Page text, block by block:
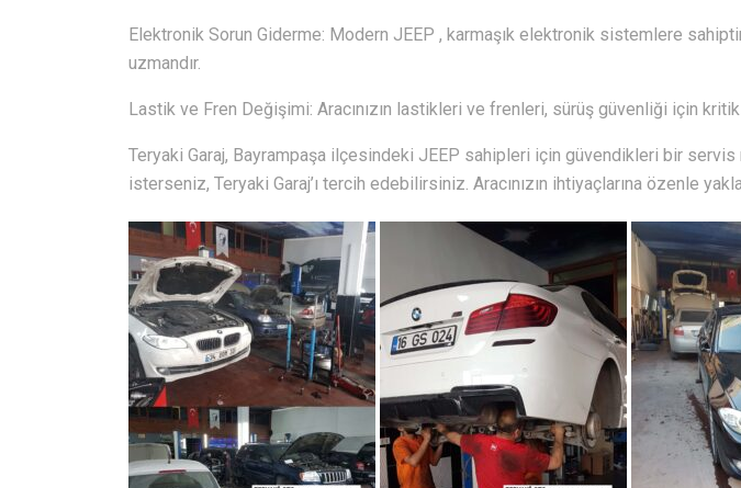
Elektronik Sorun Giderme: Modern JEEP , karmaşık elektronik sistemlere
uzmandır.
Lastik ve Fren Değişimi: Aracınızın lastikleri ve frenleri, sürüş güvenliği için
Teryaki Garaj, Bayrampaşa ilçesindeki JEEP sahipleri için güvendikleri bir
isterseniz, Teryaki Garaj’ı tercih edebilirsiniz. Aracınızın ihtiyaçlarına özenle